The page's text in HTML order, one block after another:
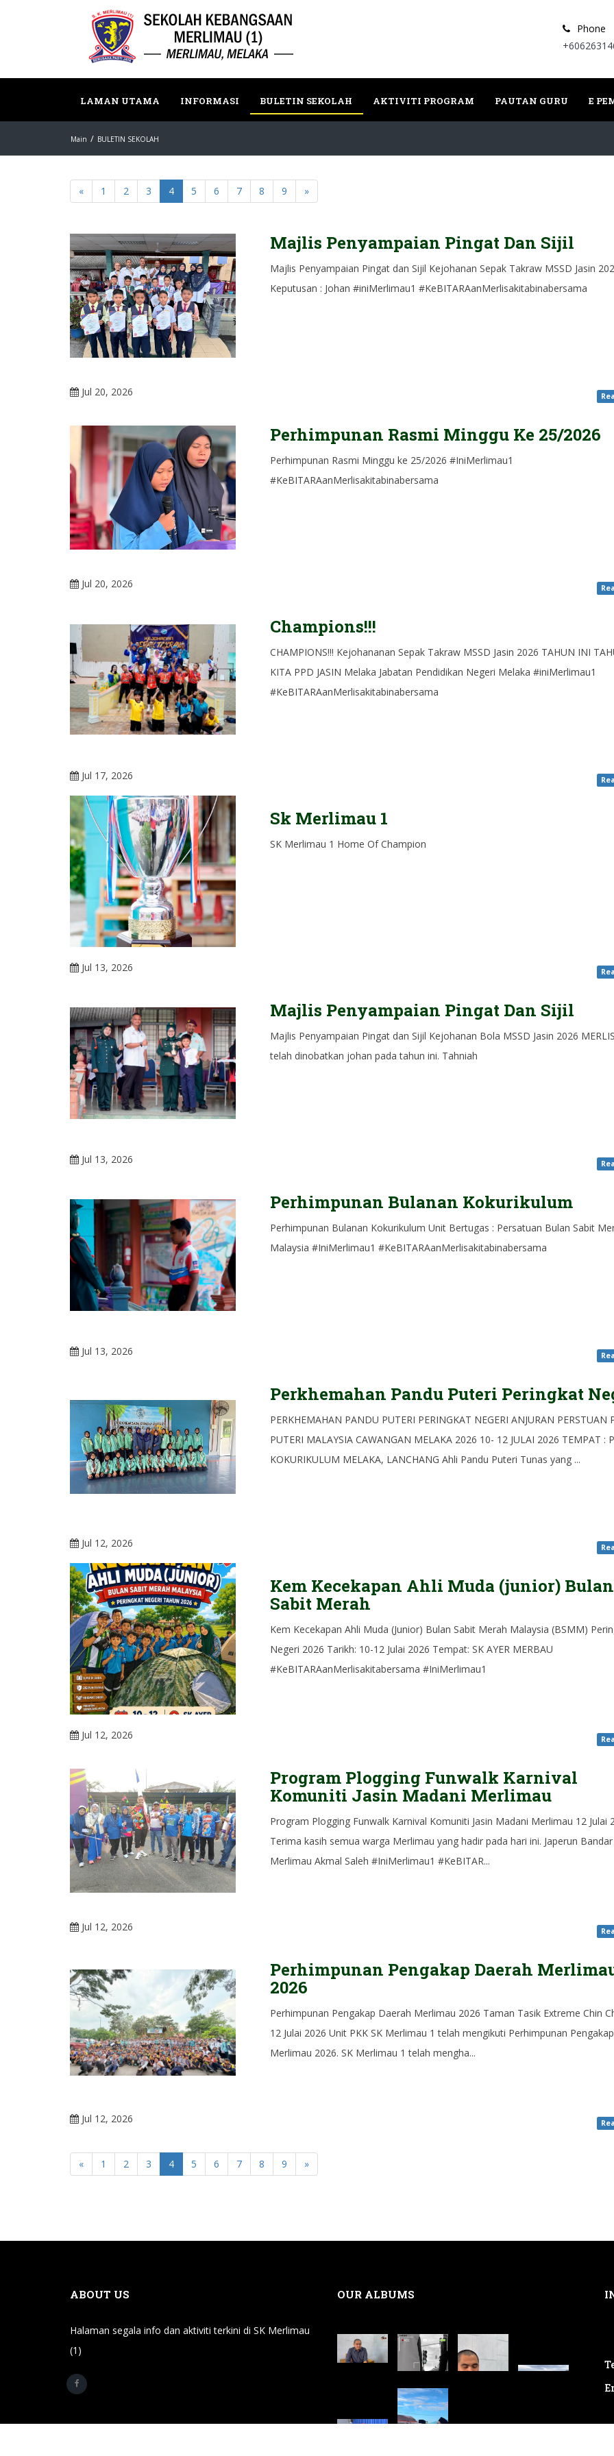
Phone
LAMAN UTAMA INFORMASI BULETIN SEKOLAH AKTIVITI PROGRAM PAUTAN GURU E
Main BULETIN SEKOLAH
« 1 2 3 4 5 6 7 8 9 »
Majlis Penyampaian Pingat Dan Sijil
Majlis Penyampaian Pingat dan Sijil Kejohanan Sepak Takraw MSSD Jasin
Keputusan : Johan #iniMerlimau1 #KeBITARAanMerlisakitabinabersama
Jul 20, 2026
Perhimpunan Rasmi Minggu Ke 25/2026
Perhimpunan Rasmi Minggu ke 25/2026 #IniMerlimau1
#KeBITARAanMerlisakitabinabersama
Jul 20, 2026
Champions!!!
CHAMPIONS!!! Kejohananan Sepak Takraw MSSD Jasin 2026 TAHUN INI
KITA PPD JASIN Melaka Jabatan Pendidikan Negeri Melaka #iniMerlimau1
#KeBITARAanMerlisakitabinabersama
Jul 17, 2026
Sk Merlimau 1
SK Merlimau 1 Home Of Champion
Jul 13, 2026
Majlis Penyampaian Pingat Dan Sijil
Majlis Penyampaian Pingat dan Sijil Kejohanan Bola MSSD Jasin 2026
telah dinobatkan johan pada tahun ini. Tahniah
Jul 13, 2026
Perhimpunan Bulanan Kokurikulum
Perhimpunan Bulanan Kokurikulum Unit Bertugas : Persatuan Bulan Sabit
Malaysia #IniMerlimau1 #KeBITARAanMerlisakitabinabersama
Jul 13, 2026
Perkhemahan Pandu Puteri Peringkat
PERKHEMAHAN PANDU PUTERI PERINGKAT NEGERI ANJURAN PERSTUAN
PUTERI MALAYSIA CAWANGAN MELAKA 2026 10- 12 JULAI 2026 TEMPAT :
KOKURIKULUM MELAKA, LANCHANG Ahli Pandu Puteri Tunas yang ...
Jul 12, 2026
Kem Kecekapan Ahli Muda (junior) Bulan
Sabit Merah
Kem Kecekapan Ahli Muda (Junior) Bulan Sabit Merah Malaysia (BSMM)
Negeri 2026 Tarikh: 10-12 Julai 2026 Tempat: SK AYER MERBAU
#KeBITARAanMerlisakitabersama #IniMerlimau1
Jul 12, 2026
Program Plogging Funwalk Karnival
Komuniti Jasin Madani Merlimau
Program Plogging Funwalk Karnival Komuniti Jasin Madani Merlimau 12 Julai
Terima kasih semua warga Merlimau yang hadir pada hari ini. Japerun Bandar
Merlimau Akmal Saleh #IniMerlimau1 #KeBITAR...
Jul 12, 2026
Perhimpunan Pengakap Daerah
2026
Perhimpunan Pengakap Daerah Merlimau 2026 Taman Tasik Extreme Chin
12 Julai 2026 Unit PKK SK Merlimau 1 telah mengikuti Perhimpunan
Merlimau 2026. SK Merlimau 1 telah mengha...
Jul 12, 2026
« 1 2 3 4 5 6 7 8 9 »
ABOUT US
Halaman segala info dan aktiviti terkini di SK Merlimau
(1)
OUR ALBUMS